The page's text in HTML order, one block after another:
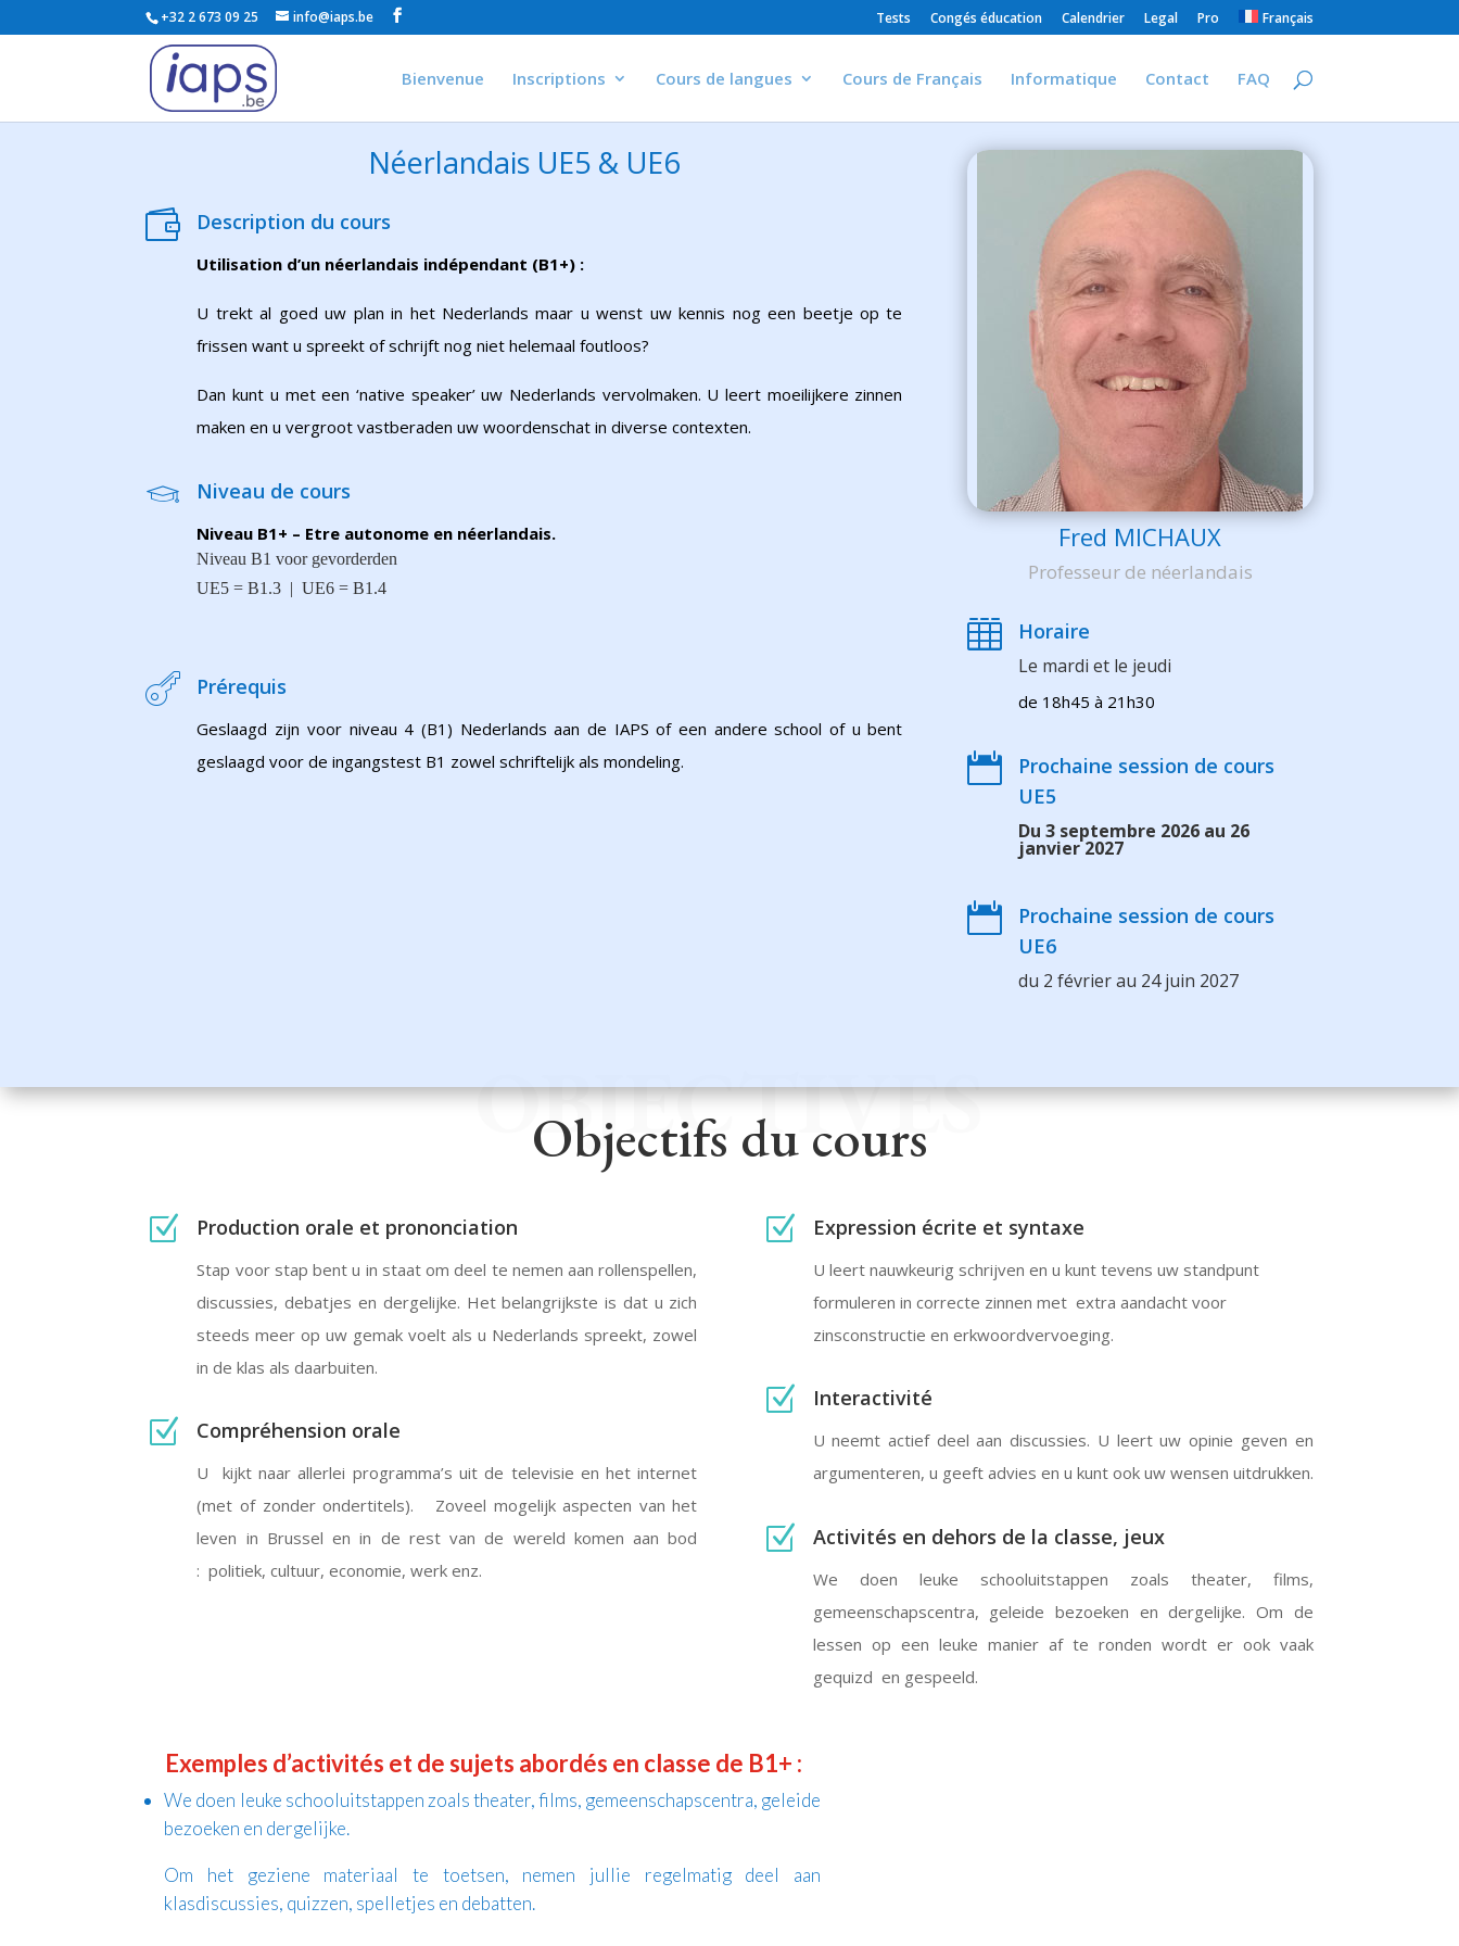
+32 2 673 09 25 info@iaps.be Tests Congés éducation Calendrier Legal Pro Français
Bienvenue Inscriptions Cours de langues Cours de Français Informatique Contact FAQ
Néerlandais UE5 & UE6
 Description du cours
Utilisation d’un néerlandais indépendant (B1+) :
U trekt al goed uw plan in het Nederlands maar u wenst uw kennis nog een beetje op te
frissen want u spreekt of schrijft nog niet helemaal foutloos?
Dan kunt u met een ‘native speaker’ uw Nederlands vervolmaken. U leert moeilijkere zinnen
maken en u vergroot vastberaden uw woordenschat in diverse contexten.
Niveau de cours
Niveau B1+ – Etre autonome en néerlandais.
Niveau B1 voor gevorderden
UE5 = B1.3 | UE6 = B1.4
Prérequis
Geslaagd zijn voor niveau 4 (B1) Nederlands aan de IAPS of een andere school of u bent
geslaagd voor de ingangstest B1 zowel schriftelijk als mondeling.
Fred MICHAUX
Professeur de néerlandais
 Horaire
Le mardi et le jeudi
de 18h45 à 21h30

Prochaine session de cours
UE5
Du 3 septembre 2026 au 26
janvier 2027

Prochaine session de cours
UE6
du 2 février au 24 juin 2027
OBJECTIVES
Objectifs du cours
Z Production orale et prononciation
Stap voor stap bent u in staat om deel te nemen aan rollenspellen,
discussies, debatjes en dergelijke. Het belangrijkste is dat u zich
steeds meer op uw gemak voelt als u Nederlands spreekt, zowel
in de klas als daarbuiten.
Z Compréhension orale
U kijkt naar allerlei programma’s uit de televisie en het internet
(met of zonder ondertitels). Zoveel mogelijk aspecten van het
leven in Brussel en in de rest van de wereld komen aan bod
: politiek, cultuur, economie, werk enz.
Z Expression écrite et syntaxe
U leert nauwkeurig schrijven en u kunt tevens uw standpunt
formuleren in correcte zinnen met extra aandacht voor
zinsconstructie en erkwoordvervoeging.
Z Interactivité
U neemt actief deel aan discussies. U leert uw opinie geven en
argumenteren, u geeft advies en u kunt ook uw wensen uitdrukken.
Z Activités en dehors de la classe, jeux
We doen leuke schooluitstappen zoals theater, films,
gemeenschapscentra, geleide bezoeken en dergelijke. Om de
lessen op een leuke manier af te ronden wordt er ook vaak
gequizd en gespeeld.
Exemples d’activités et de sujets abordés en classe de B1+ :
We doen leuke schooluitstappen zoals theater, films, gemeenschapscentra, geleide
bezoeken en dergelijke.
Om het geziene materiaal te toetsen, nemen jullie regelmatig deel aan
klasdiscussies, quizzen, spelletjes en debatten.